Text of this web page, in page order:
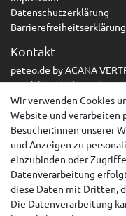
Datenschutzerklärung
Barrierefreiheitserklärung
Kontakt
peteo.de by ACANA
+49 (0)39203/ 962101
info@peteo.de
Mo. - Fr. 9.30 - 15.30 Uhr
Wir verwenden Cookies
Website und verarbeiten
Besucher:innen unserer
und Anzeigen zu
einzubinden oder
Datenverarbeitung
diese Daten mit Dritten,
Die Datenverarbeitung